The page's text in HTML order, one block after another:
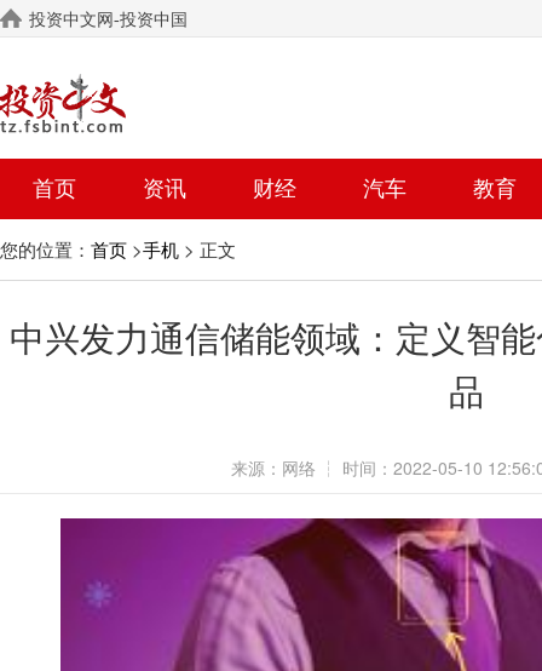
投资中文网-投资中国
首页 资讯 财经 汽车 教育
您的位置： 首页 >手机 > 正文
中兴发力通信储能领域：定义智
品
来源： 网络 ┆ 时间： 2022-05-10